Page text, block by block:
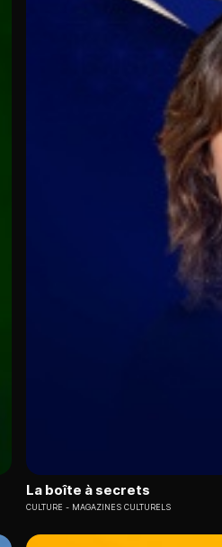
La boîte à secrets
CULTURE MAGAZINES CULTURELS